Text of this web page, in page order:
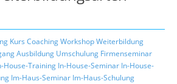
Kurs CoachingWorkshopWeiterbildung
Ausbildung Umschulung Firmenseminar
House-Training In-House-Seminar In-House-
Im-Haus-Seminar Im-Haus-Schulung